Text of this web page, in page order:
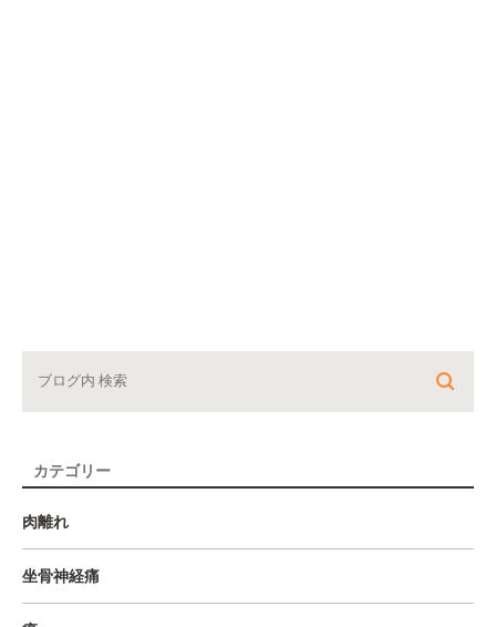
カテゴリー
肉離れ
坐骨神経痛